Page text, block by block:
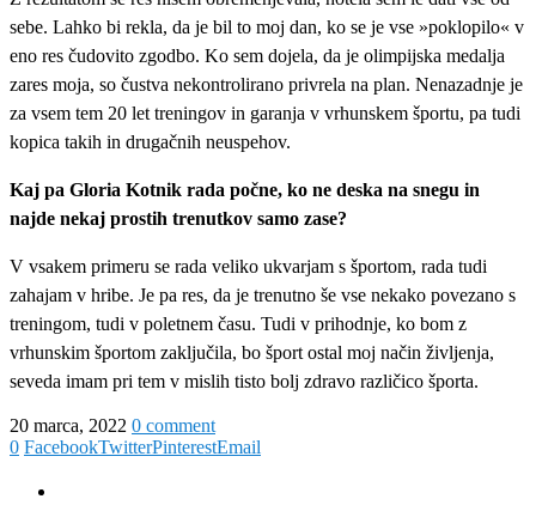
sebe. Lahko bi rekla, da je bil to moj dan, ko se je vse »poklopilo« v
eno res čudovito zgodbo. Ko sem dojela, da je olimpijska medalja
zares moja, so čustva nekontrolirano privrela na plan. Nenazadnje je
za vsem tem 20 let treningov in garanja v vrhunskem športu, pa tudi
kopica takih in drugačnih neuspehov.
Kaj pa Gloria Kotnik rada počne, ko ne deska na snegu in
najde nekaj prostih trenutkov samo zase?
V vsakem primeru se rada veliko ukvarjam s športom, rada tudi
zahajam v hribe. Je pa res, da je trenutno še vse nekako povezano s
treningom, tudi v poletnem času. Tudi v prihodnje, ko bom z
vrhunskim športom zaključila, bo šport ostal moj način življenja,
seveda imam pri tem v mislih tisto bolj zdravo različico športa.
20 marca, 2022 0 comment
0 FacebookTwitterPinterestEmail